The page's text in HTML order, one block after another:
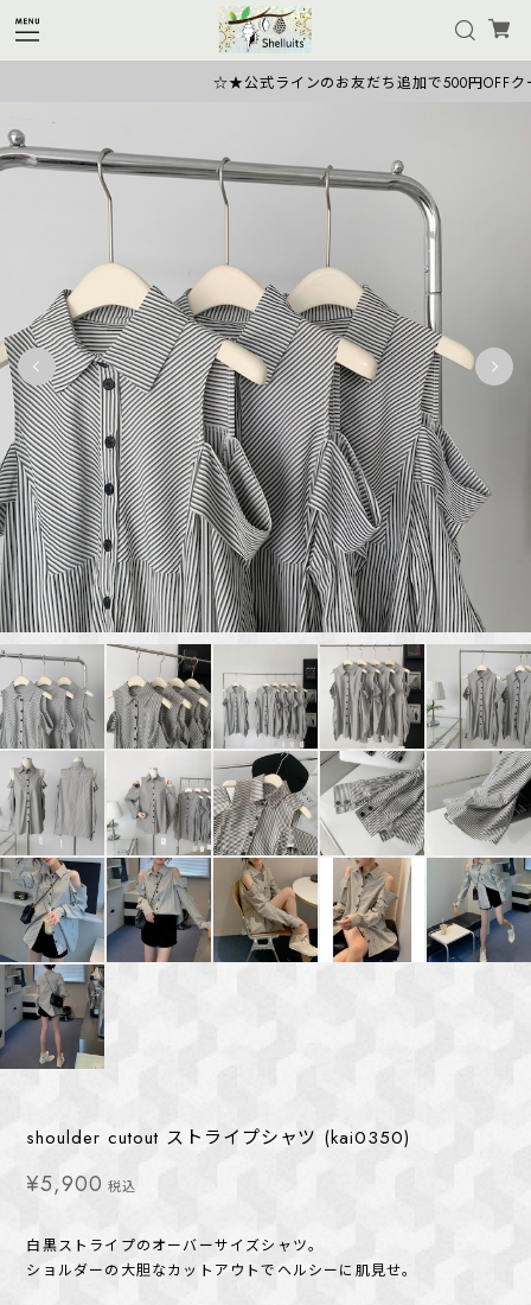
☆★公式ラインのお友だち追加で500円OFFクー
shoulder cutout ストライプシャツ (kai0350)
¥5,900 税込
白黒ストライプのオーバーサイズシャツ。
ショルダーの大胆なカットアウトでヘルシーに肌見せ。